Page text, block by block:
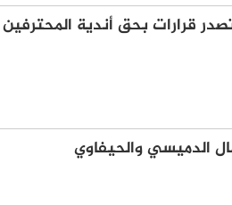
قرارات بحق أندية المحترفين
الدميسي والحيفاوي